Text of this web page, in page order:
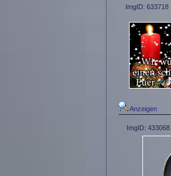
ImgID: 633718
Anzeigen
ImgID: 433068